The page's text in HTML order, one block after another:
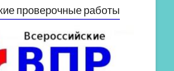
проверочные работы